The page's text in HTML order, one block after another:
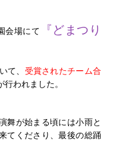
会場にて
『どまつり
て、 受賞されたチーム合
行われました。
舞が始まる頃には小雨と
てくださり、最後の総踊